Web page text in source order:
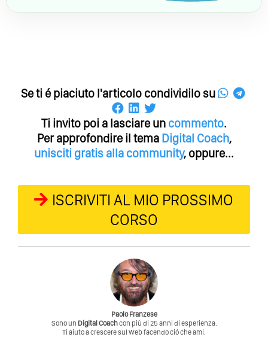
Se ti é piaciuto l'articolo condividilo su
Ti invito poi a lasciare un commento.
Per approfondire il tema Digital Coach,
unisciti gratis alla community, oppure...
ISCRIVITI AL MIO PROSSIMO
CORSO
Paolo Franzese
Sono un Digital Coachcon piú di 25 anni di esperienza.
Ti aiuto a crescere sul Web facendo ció che ami.